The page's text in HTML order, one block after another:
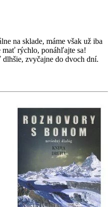
na sklade, máme však už iba
mať rýchlo, ponáhľajte sa!
zvyčajne do dvoch dní.